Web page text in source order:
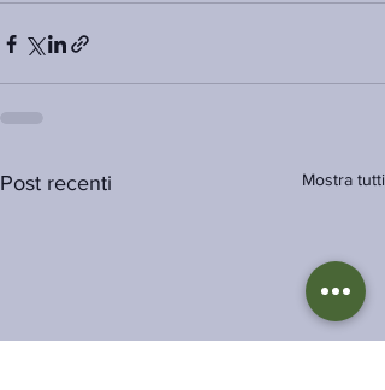
Post recenti Mostra tutti